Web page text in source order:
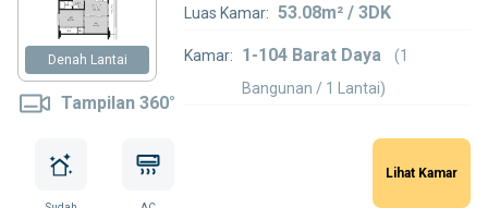
Denah Lantai
Tampilan 360°
Luas Kamar: 53.08m² / 3DK
Kamar: 1-104 Barat Daya
(1
Bangunan / 1 Lantai)
Lihat Kamar